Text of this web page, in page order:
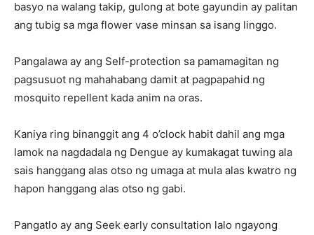
basyo na walang takip, gulong at bote gayundin ay palitan
ang tubig sa mga flower vase minsan sa isang linggo.
Pangalawa ay ang Self-protection sa pamamagitan ng
pagsusuot ng mahahabang damit at pagpapahid ng
mosquito repellent kada anim na oras.
Kaniya ring binanggit ang 4 o’clock habit dahil ang mga
lamok na nagdadala ng Dengue ay kumakagat tuwing ala
sais hanggang alas otso ng umaga at mula alas kwatro ng
hapon hanggang alas otso ng gabi.
Pangatlo ay ang Seek early consultation lalo ngayong